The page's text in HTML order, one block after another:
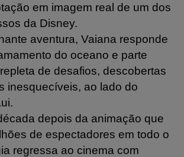
em imagem real de um dos
da Disney.
aventura, Vaiana responde
do oceano e parte
de desafios, descobertas
inesquecíveis, ao lado do
depois da animação que
de espectadores em todo o
regressa ao cinema com